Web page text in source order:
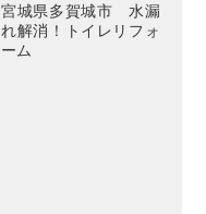
宮城県多賀城市 水漏
れ解消！トイレリフォ
ーム